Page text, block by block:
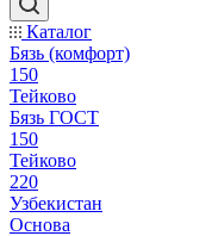
Каталог
Бязь (комфорт)
150
Тейково
Бязь ГОСТ
150
Тейково
220
Узбекистан
Основа